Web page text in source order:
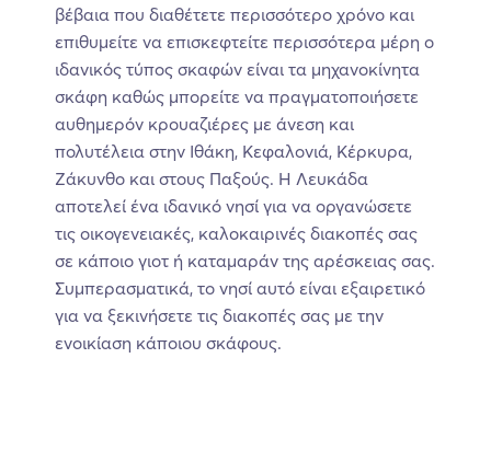
βέβαια που διαθέτετε περισσότερο χρόνο και
επιθυμείτε να επισκεφτείτε περισσότερα μέρη ο
ιδανικός τύπος σκαφών είναι τα μηχανοκίνητα
σκάφη καθώς μπορείτε να πραγματοποιήσετε
αυθημερόν κρουαζιέρες με άνεση και
πολυτέλεια στην Ιθάκη, Κεφαλονιά, Κέρκυρα,
Ζάκυνθο και στους Παξούς. Η Λευκάδα
αποτελεί ένα ιδανικό νησί για να οργανώσετε
τις οικογενειακές, καλοκαιρινές διακοπές σας
σε κάποιο γιοτ ή καταμαράν της αρέσκειας σας.
Συμπερασματικά, το νησί αυτό είναι εξαιρετικό
για να ξεκινήσετε τις διακοπές σας με την
ενοικίαση κάποιου σκάφους.